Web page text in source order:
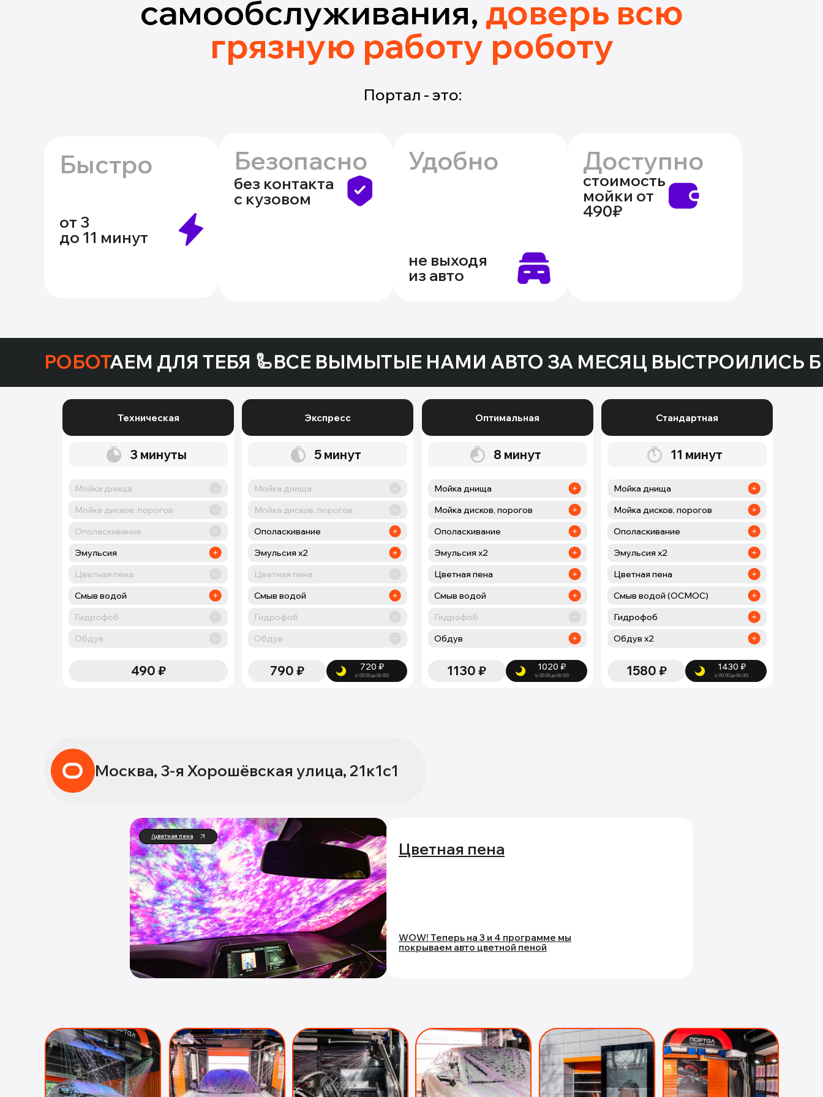
самообслуживания, доверь всю
грязную работу роботу
Портал - это:
Быстро
от 3
до 11 минут
Безопасно
без контакта
с кузовом
Удобно
не выходя
из авто
Доступно
стоимость
мойки от
490₽
РОБОТАЕМ ДЛЯ ТЕБЯ 🦾ВСЕ ВЫМЫТЫЕ НАМИ АВТО ЗА МЕСЯЦ ВЫСТРОИЛИСЬ
Техническая
3 минуты
Мойка днища
Мойка дисков, порогов
Ополаскивание
Эмульсия
Цветная пена
Смыв водой
Гидрофоб
Обдув
490 ₽
Экспресс
5 минут
Мойка днища
Мойка дисков, порогов
Ополаскивание
Эмульсия х2
Цветная пена
Смыв водой
Гидрофоб
Обдув
790 ₽ 720 ₽
(с 00:00 до 06:00)
Оптимальная
8 минут
Мойка днища
Мойка дисков, порогов
Ополаскивание
Эмульсия х2
Цветная пена
Смыв водой
Гидрофоб
Обдув
1130 ₽ 1020 ₽
(с 00:00 до 06:00)
Стандартная
11 минут
Мойка днища
Мойка дисков, порогов
Ополаскивание
Эмульсия х2
Цветная пена
Смыв водой (ОСМОС)
Гидрофоб
Обдув х2
1580 ₽ 1430 ₽
(с 00:00 до 06:00)
/цветная пена
Цветная пена
WOW! Теперь на 3 и 4 программе мы
покрываем авто цветной пеной
Москва, 3-я Хорошёвская улица, 21к1с1